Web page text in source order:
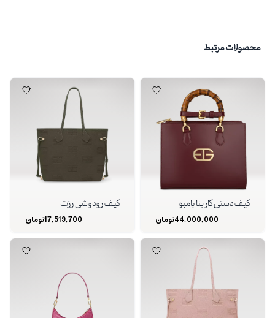
محصولات مرتبط
کیف دستی کارینا بامبو
44,000,000تومان
کیف رودوشی رزت
17,519,700تومان